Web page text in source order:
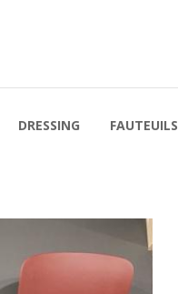
DRESSING FAUTEUILS